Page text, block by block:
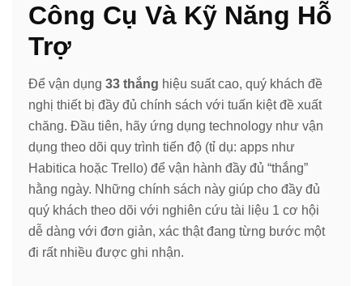
Công Cụ Và Kỹ Năng Hỗ
Trợ
Để vận dụng 33 thắng hiệu suất cao, quý khách đề
nghị thiết bị đầy đủ chính sách với tuấn kiệt đề xuất
chăng. Đầu tiên, hãy ứng dụng technology như vận
dụng theo dõi quy trình tiến độ (tỉ dụ: apps như
Habitica hoặc Trello) để vận hành đầy đủ “thắng”
hằng ngày. Những chính sách này giúp cho đầy đủ
quý khách theo dõi với nghiên cứu tài liệu 1 cơ hội
dễ dàng với đơn giản, xác thật đang từng bước một
đi rất nhiều được ghi nhận.